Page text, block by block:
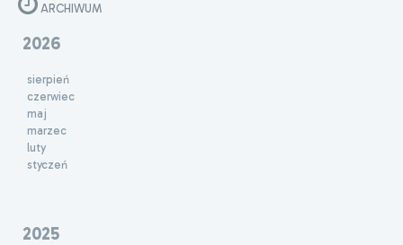
ARCHIWUM
2026
sierpień
czerwiec
maj
marzec
luty
styczeń
2025